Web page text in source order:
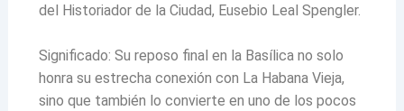
del Historiador de la Ciudad, Eusebio Leal Spengler.
Significado: Su reposo final en la Basílica no solo
honra su estrecha conexión con La Habana Vieja,
sino que también lo convierte en uno de los pocos